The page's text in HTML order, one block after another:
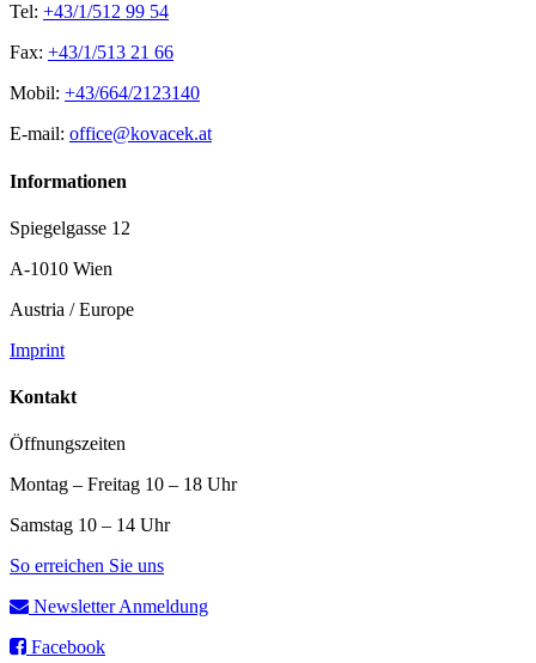
Tel: +43/1/512 99 54
Fax: +43/1/513 21 66
Mobil: +43/664/2123140
E-mail: office@kovacek.at
Informationen
Spiegelgasse 12
A-1010 Wien
Austria / Europe
Imprint
Kontakt
Öffnungszeiten
Montag – Freitag 10 – 18 Uhr
Samstag 10 – 14 Uhr
So erreichen Sie uns
Newsletter Anmeldung
Facebook